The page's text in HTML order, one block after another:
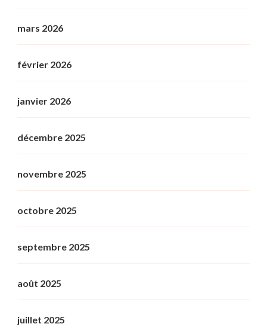
mars 2026
février 2026
janvier 2026
décembre 2025
novembre 2025
octobre 2025
septembre 2025
août 2025
juillet 2025